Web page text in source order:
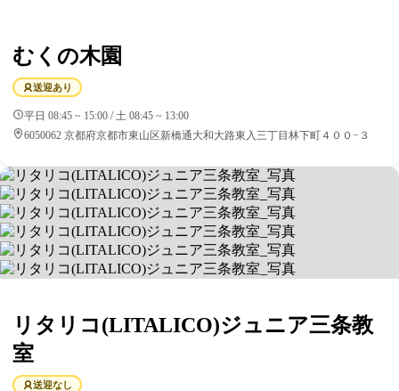
むくの木園
送迎あり
平日 08:45 ~ 15:00 / 土 08:45 ~ 13:00
6050062 京都府京都市東山区新橋通大和大路東入三丁目林下町４００−３
リタリコ(LITALICO)ジュニア三条教
室
送迎なし